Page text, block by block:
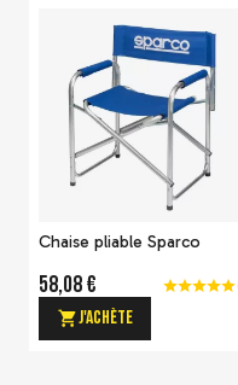
Chaussures Alpinestars
Tech-1 KX V3 pour pilotes
FIA 8877-2022 (Karting)
Voir le détail
Chaise pliable Sparco
58,08 €
J'achète